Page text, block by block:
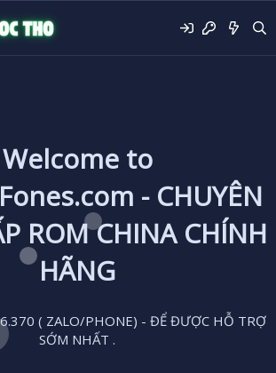
Welcome to
- CHUYÊN
ROM CHINA CHÍNH
HÃNG
( ZALO/PHONE) - ĐỂ ĐƯỢC HỖ TRỢ
SỚM NHẤT .